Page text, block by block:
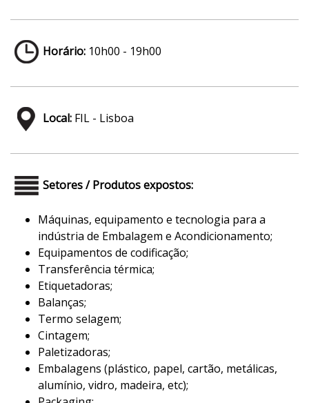
Horário: 10h00 - 19h00
Local: FIL - Lisboa
Setores / Produtos expostos:
Máquinas, equipamento e tecnologia para a
indústria de Embalagem e Acondicionamento;
Equipamentos de codificação;
Transferência térmica;
Etiquetadoras;
Balanças;
Termo selagem;
Cintagem;
Paletizadoras;
Embalagens (plástico, papel, cartão, metálicas,
alumínio, vidro, madeira, etc);